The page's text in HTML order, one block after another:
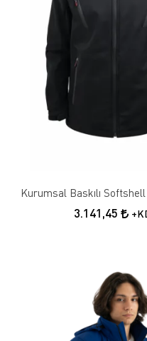
Kurumsal Baskılı
3.141,45